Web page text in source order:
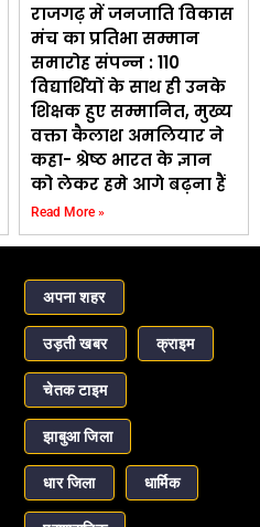
राजगढ़ में जनजाति विकास
मंच का प्रतिभा सम्मान
समारोह संपन्न : 110
विद्यार्थियों के साथ ही उनके
शिक्षक हुए सम्मानित, मुख्य
वक्ता कैलाश अमलियार ने
कहा- श्रेष्ठ भारत के ज्ञान
को लेकर हमे आगे बढ़ना हैं
Read More »
अपना शहर
उड़ती खबर क्राइम
चेतक टाइम
झाबुआ जिला
धार जिला धार्मिक